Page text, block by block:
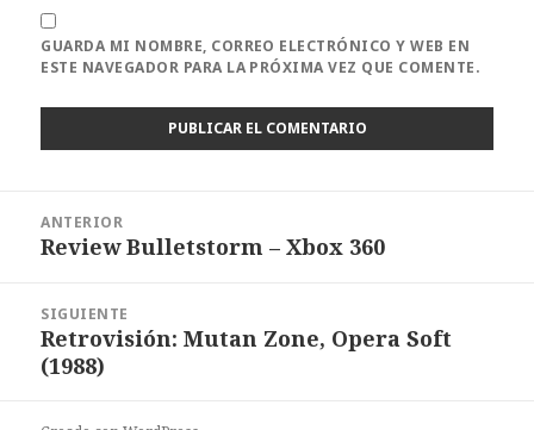
GUARDA MI NOMBRE, CORREO ELECTRÓNICO Y WEB EN
ESTE NAVEGADOR PARA LA PRÓXIMA VEZ QUE COMENTE.
entradas
ANTERIOR
Entrada
Review Bulletstorm – Xbox 360
SIGUIENTE
Entrada
siguiente:
Retrovisión: Mutan Zone, Opera Soft
(1988)